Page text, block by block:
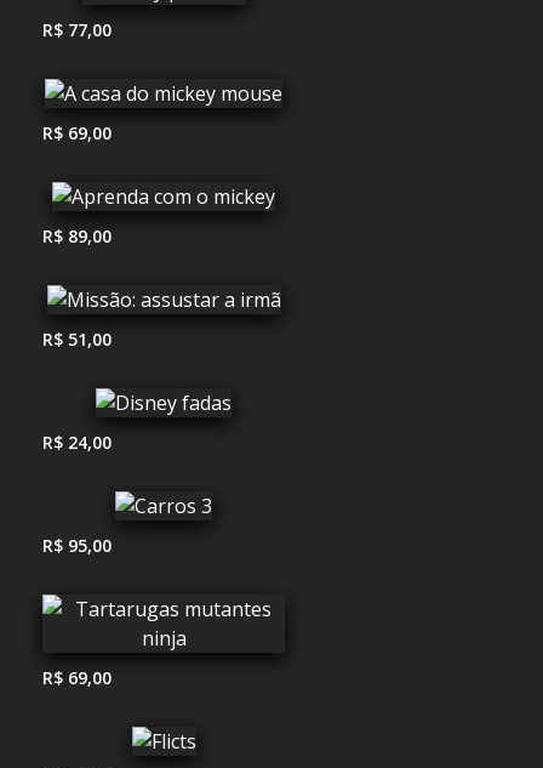
R$ 77,00
R$ 69,00
R$ 89,00
R$ 51,00
R$ 24,00
R$ 95,00
R$ 69,00